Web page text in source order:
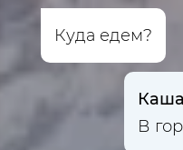
Куда едем?
В